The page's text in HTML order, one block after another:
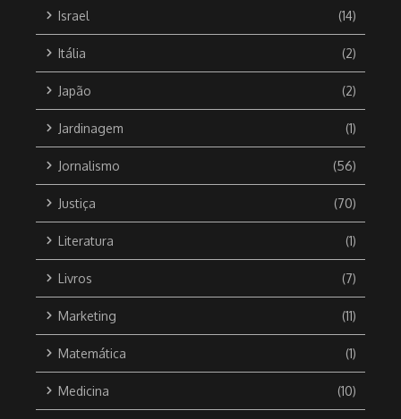
Israel (14)
Itália (2)
Japão (2)
Jardinagem (1)
Jornalismo (56)
Justiça (70)
Literatura (1)
Livros (7)
Marketing (11)
Matemática (1)
Medicina (10)